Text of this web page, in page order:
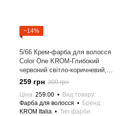
−14%
5/66 Крем-фарба для волосся
Color One KROM-Глибокий
червоний світло-коричневий,
100 мл
259 грн 300 грн
Ціна 259.00
Вид товару
Фарба для волосся
Бренд
KROM Italia
Тип фарби